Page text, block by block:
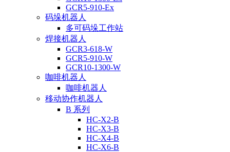
GCR5-910-Ex
码垛机器人
多可码垛工作站
焊接机器人
GCR3-618-W
GCR5-910-W
GCR10-1300-W
咖啡机器人
咖啡机器人
移动协作机器人
B 系列
HC-X2-B
HC-X3-B
HC-X4-B
HC-X6-B